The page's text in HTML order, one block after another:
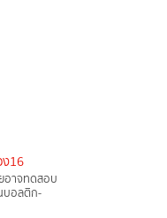
16
อาจทดสอบ
บอลติก-